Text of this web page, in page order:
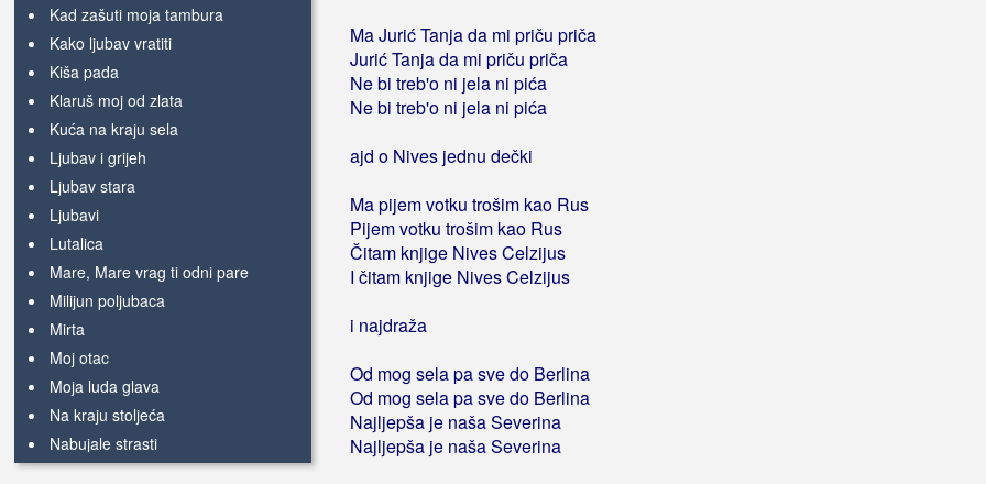
Kad zašuti moja tambura
Kako ljubav vratiti
Kiša pada
Klaruš moj od zlata
Kuća na kraju sela
Ljubav i grijeh
Ljubav stara
Ljubavi
Lutalica
Mare, Mare vrag ti odni pare
Milijun poljubaca
Mirta
Moj otac
Moja luda glava
Na kraju stoljeća
Nabujale strasti
Najdraža moja
Ma Jurić Tanja da mi priču priča
Jurić Tanja da mi priču priča
Ne bi treb'o ni jela ni pića
Ne bi treb'o ni jela ni pića
ajd o Nives jednu dečki
Ma pijem votku trošim kao Rus
Pijem votku trošim kao Rus
Čitam knjige Nives Celzijus
I čitam knjige Nives Celzijus
i najdraža
Od mog sela pa sve do Berlina
Od mog sela pa sve do Berlina
Najljepša je naša Severina
Najljepša je naša Severina